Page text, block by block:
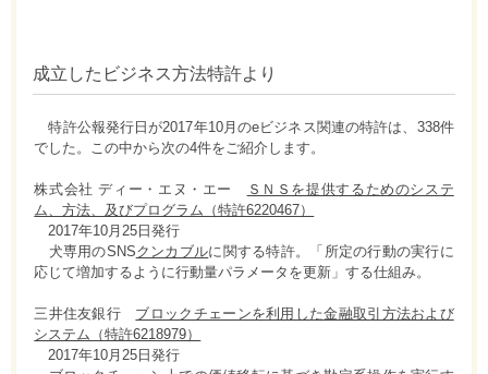
成立したビジネス方法特許より
特許公報発行日が2017年10月のeビジネス関連の特許は、338件
でした。この中から次の4件をご紹介します。
株式会社 ディー・エヌ・エー
ＳＮＳを提供するためのシステ
ム、方法、及びプログラム（特許6220467）
2017年10月25日発行
犬専用のSNSクンカブルに関する特許。「所定の行動の実行に
応じて増加するように行動量パラメータを更新」する仕組み。
三井住友銀行 ブロックチェーンを利用した金融取引方法および
システム（特許6218979）
2017年10月25日発行